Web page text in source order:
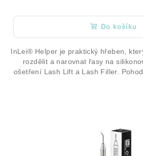
Do košíku
InLei® Helper je praktický hřeben,
rozdělit a narovnat řasy na
ošetření Lash Lift a Lash Filler.